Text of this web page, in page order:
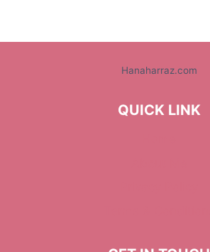
Hanaharraz.com
QUICK LINK